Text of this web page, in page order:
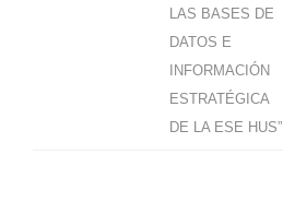
LAS BASES DE
DATOS E
INFORMACIÓN
ESTRATÉGICA
DE LA ESE HUS”